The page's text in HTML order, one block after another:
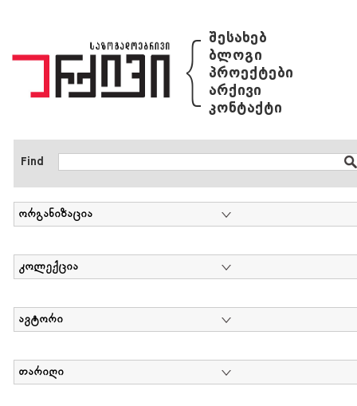
{ შესახებ
ბლოგი
პროექტები
არქივი
კონტაქტი
Find
ორგანიზაცია
კოლექცია
ავტორი
თარიღი